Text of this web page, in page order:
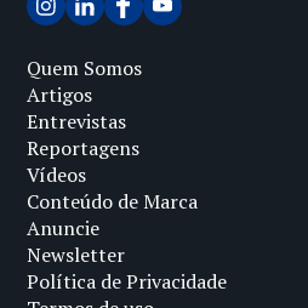
Quem Somos
Artigos
Entrevistas
Reportagens
Vídeos
Conteúdo de Marca
Anuncie
Newsletter
Política de Privacidade